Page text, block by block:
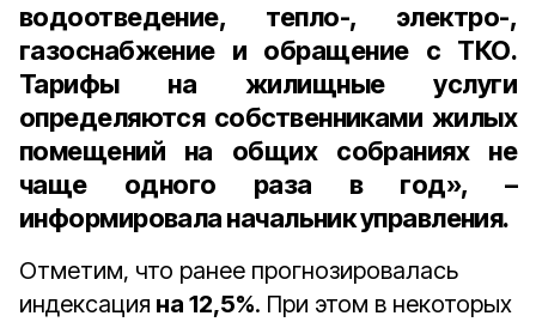
водоотведение, тепло-, электро-,
газоснабжение и обращение с ТКО.
Тарифы на жилищные услуги
определяются собственниками жилых
помещений на общих собраниях не
чаще одного раза в год», –
информировала начальник управления.
Отметим, что ранее прогнозировалась
индексация на 12,5%. При этом в некоторых